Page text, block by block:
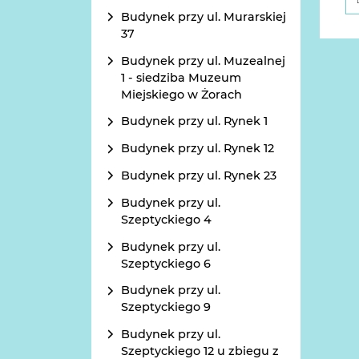
Budynek przy ul. Murarskiej
37
Budynek przy ul. Muzealnej
1 - siedziba Muzeum
Miejskiego w Żorach
Budynek przy ul. Rynek 1
Budynek przy ul. Rynek 12
Budynek przy ul. Rynek 23
Budynek przy ul.
Szeptyckiego 4
Budynek przy ul.
Szeptyckiego 6
Budynek przy ul.
Szeptyckiego 9
Budynek przy ul.
Szeptyckiego 12 u zbiegu z